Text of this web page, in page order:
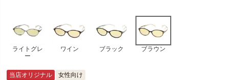
ライトグレ
ー
ワイン ブラック ブラウン
当店オリジナル 女性向け